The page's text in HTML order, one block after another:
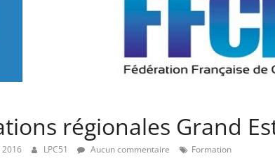
régionales Grand
LPC51 Aucun commentaire Formation